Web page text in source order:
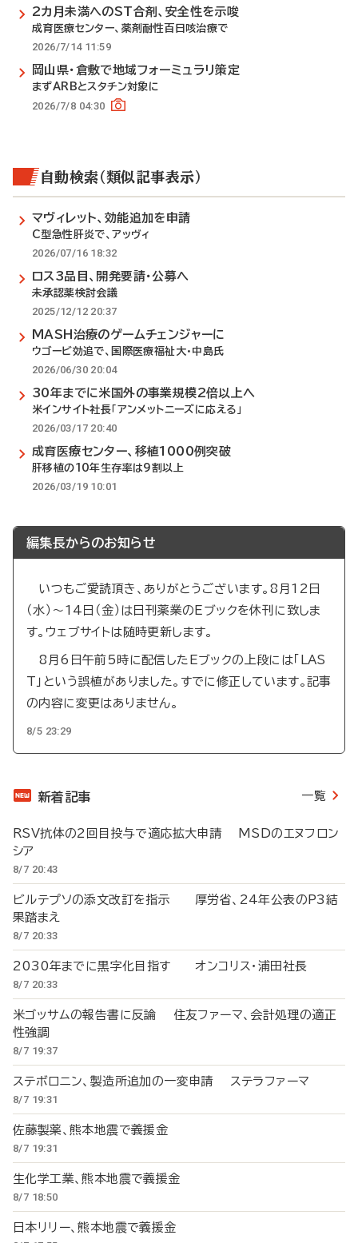
2カ月未満へのST合剤、安全性を示唆
成育医療センター、薬剤耐性百日咳治療で
2026/7/14 11:59
岡山県・倉敷で地域フォーミュラリ策定
まずARBとスタチン対象に
2026/7/8 04:30
自動検索（類似記事表示）
マヴィレット、効能追加を申請
C型急性肝炎で、アッヴィ
2026/07/16 18:32
ロス3品目、開発要請・公募へ
未承認薬検討会議
2025/12/12 20:37
MASH治療のゲームチェンジャーに
ウゴービ効追で、国際医療福祉大・中島氏
2026/06/30 20:04
30年までに米国外の事業規模2倍以上へ
米インサイト社長「アンメットニーズに応える」
2026/03/17 20:40
成育医療センター、移植1000例突破
肝移植の10年生存率は9割以上
2026/03/19 10:01
編集長からのお知らせ
いつもご愛読頂き、ありがとうございます。8月12日
（水）～14日（金）は日刊薬業のEブックを休刊に致しま
す。ウェブサイトは随時更新します。
8月6日午前5時に配信したEブックの上段には「LAS
T」という誤植がありました。すでに修正しています。記事
の内容に変更はありません。
8/5 23:29
新着記事 一覧
RSV抗体の2回目投与で適応拡大申請 MSDのエヌフロン
シア
8/7 20:43
ビルテプソの添文改訂を指示 厚労省、24年公表のP3結
果踏まえ
8/7 20:33
2030年までに黒字化目指す オンコリス・浦田社長
8/7 20:33
米ゴッサムの報告書に反論 住友ファーマ、会計処理の適正
性強調
8/7 19:37
ステボロニン、製造所追加の一変申請 ステラファーマ
8/7 19:31
佐藤製薬、熊本地震で義援金
8/7 19:31
生化学工業、熊本地震で義援金
8/7 18:50
日本リリー、熊本地震で義援金